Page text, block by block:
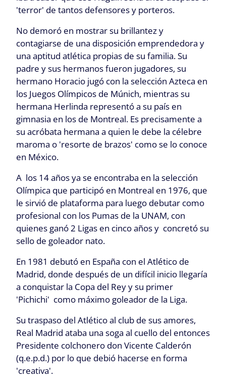
'terror' de tantos defensores y porteros.
No demoró en mostrar su brillantez y
contagiarse de una disposición emprendedora y
una aptitud atlética propias de su familia. Su
padre y sus hermanos fueron jugadores, su
hermano Horacio jugó con la selección Azteca en
los Juegos Olímpicos de Múnich, mientras su
hermana Herlinda representó a su país en
gimnasia en los de Montreal. Es precisamente a
su acróbata hermana a quien le debe la célebre
maroma o 'resorte de brazos' como se lo conoce
en México.
A los 14 años ya se encontraba en la selección
Olímpica que participó en Montreal en 1976, que
le sirvió de plataforma para luego debutar como
profesional con los Pumas de la UNAM, con
quienes ganó 2 Ligas en cinco años y concretó su
sello de goleador nato.
En 1981 debutó en España con el Atlético de
Madrid, donde después de un difícil inicio llegaría
a conquistar la Copa del Rey y su primer
'Pichichi' como máximo goleador de la Liga.
Su traspaso del Atlético al club de sus amores,
Real Madrid ataba una soga al cuello del entonces
Presidente colchonero don Vicente Calderón
(q.e.p.d.) por lo que debió hacerse en forma
'creativa'.